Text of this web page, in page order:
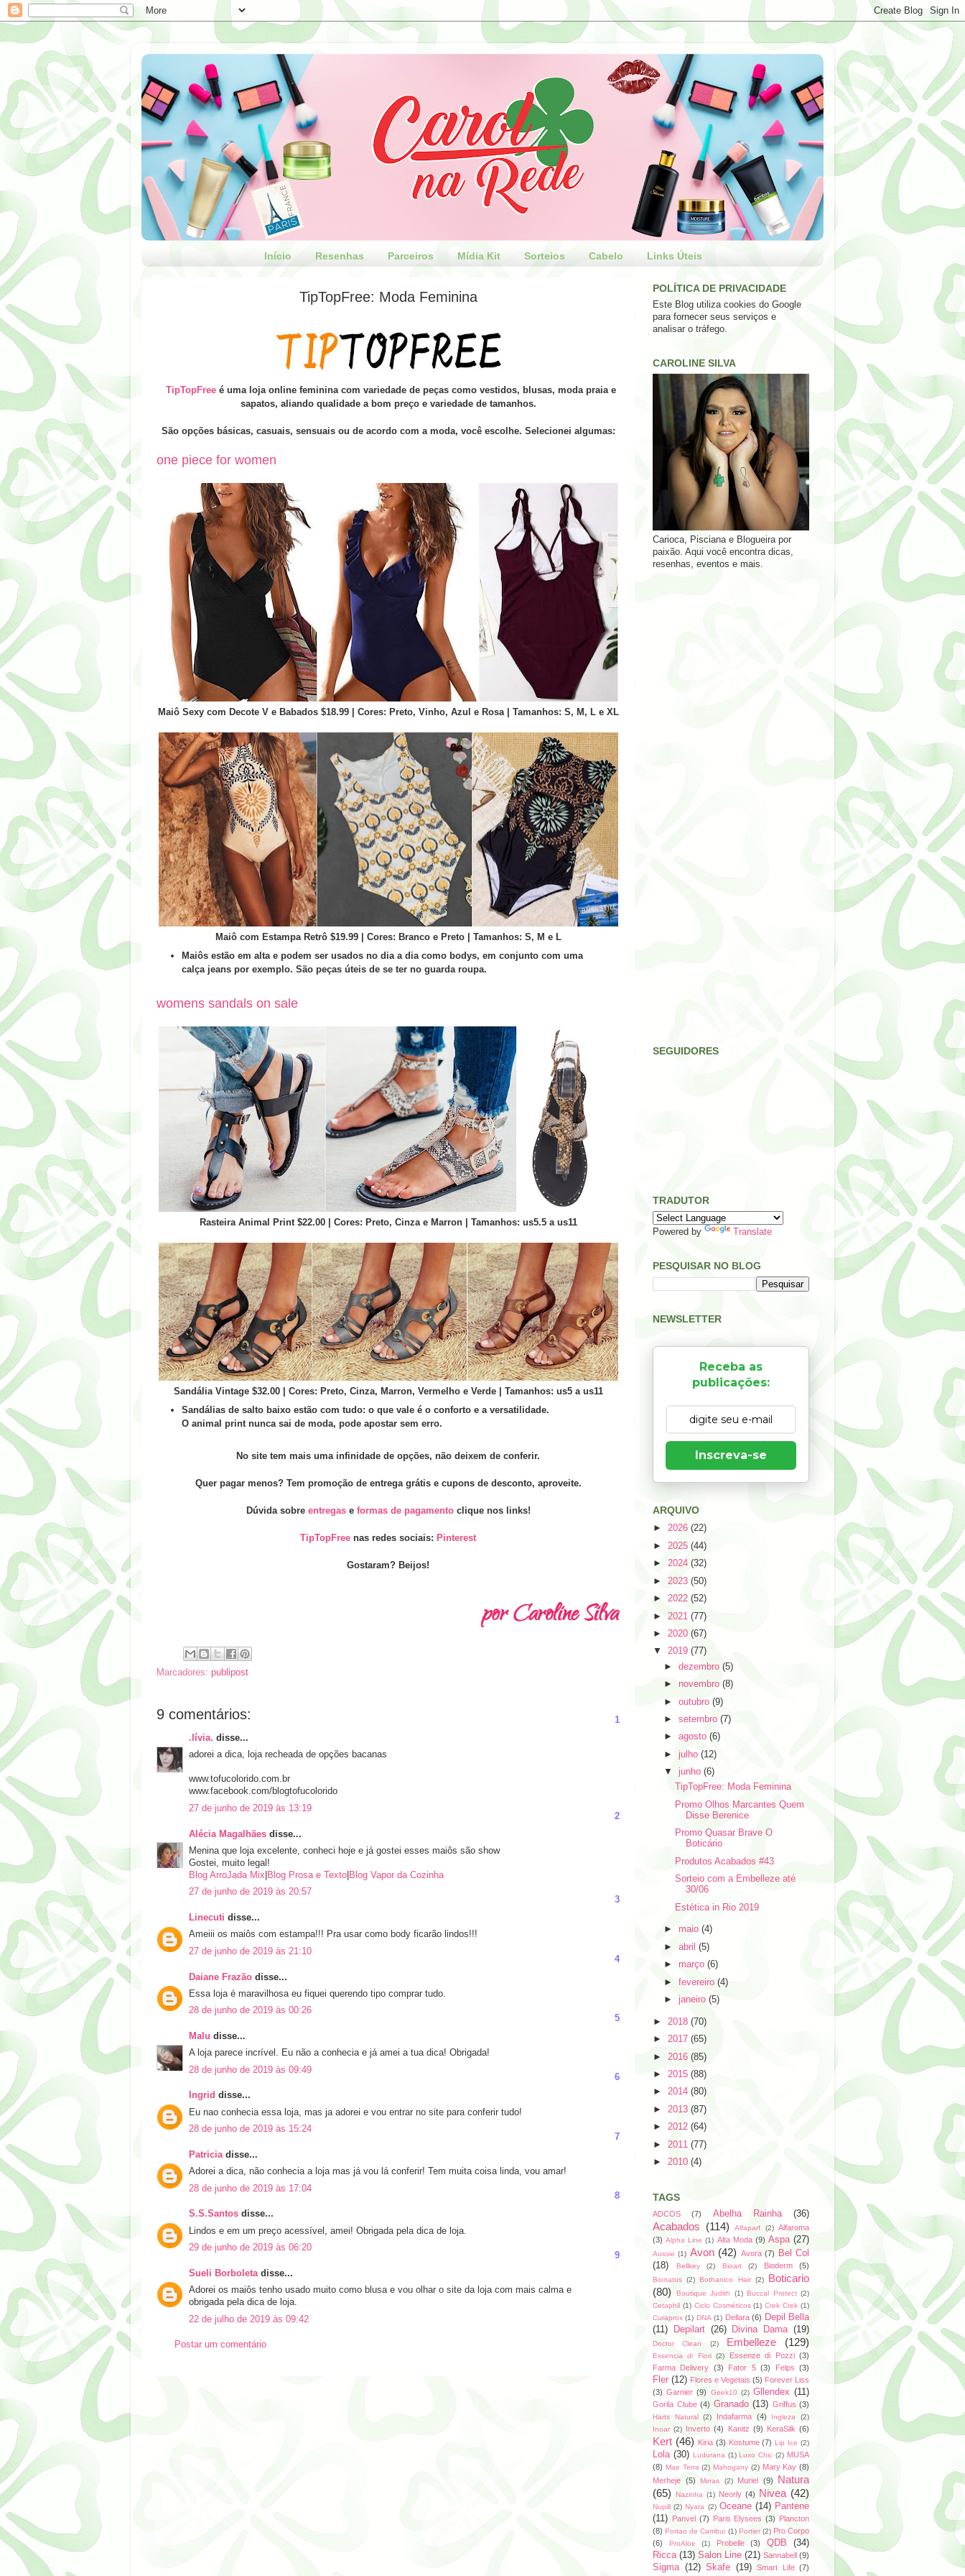
Início Resenhas Parceiros Mídia Kit Sorteios Cabelo Links Úteis
TipTopFree: Moda Feminina
TipTopFree é uma loja online feminina com variedade de peças como vestidos, blusas, moda praia e
sapatos, aliando qualidade a bom preço e variedade de tamanhos.
São opções básicas, casuais, sensuais ou de acordo com a moda, você escolhe. Selecionei algumas:
one piece for women
Maiô Sexy com Decote V e Babados $18.99 | Cores: Preto, Vinho, Azul e Rosa | Tamanhos: S, M, L e XL
Maiô com Estampa Retrô $19.99 | Cores: Branco e Preto | Tamanhos: S, M e L
Maiôs estão em alta e podem ser usados no dia a dia como bodys, em conjunto com uma
calça jeans por exemplo. São peças úteis de se ter no guarda roupa.
womens sandals on sale
Rasteira Animal Print $22.00 | Cores: Preto, Cinza e Marron | Tamanhos: us5.5 a us11
Sandália Vintage $32.00 | Cores: Preto, Cinza, Marron, Vermelho e Verde | Tamanhos: us5 a us11
Sandálias de salto baixo estão com tudo: o que vale é o conforto e a versatilidade.
O animal print nunca sai de moda, pode apostar sem erro.
No site tem mais uma infinidade de opções, não deixem de conferir.
Quer pagar menos? Tem promoção de entrega grátis e cupons de desconto, aproveite.
Dúvida sobre entregase formas de pagamentoclique nos links!
TipTopFree nas redes sociais: Pinterest
Gostaram? Beijos!
Marcadores: publipost
9 comentários:
.lívia. disse...
1
adorei a dica, loja recheada de opções bacanas
www.tofucolorido.com.br
www.facebook.com/blogtofucolorido
27 de junho de 2019 às 13:19
Alécia Magalhães disse...
2
Menina que loja excelente, conheci hoje e já gostei esses maiôs são show
Gostei, muito legal!
Blog ArroJada Mix Blog Prosa e Texto Blog Vapor da Cozinha
27 de junho de 2019 às 20:57
Linecuti disse...
3
Ameiii os maiôs com estampa!!! Pra usar como body ficarão lindos!!!
27 de junho de 2019 às 21:10
Daiane Frazão disse...
4
Essa loja é maravilhosa eu fiquei querendo tipo comprar tudo.
28 de junho de 2019 às 00:26
Malu disse...
5
A loja parece incrível. Eu não a conhecia e já amei a tua dica! Obrigada!
28 de junho de 2019 às 09:49
Ingrid disse...
6
Eu nao conhecia essa loja, mas ja adorei e vou entrar no site para conferir tudo!
28 de junho de 2019 às 15:24
Patricia disse...
7
Adorei a dica, não conhecia a loja mas já vou lá conferir! Tem muita coisa linda, vou amar!
28 de junho de 2019 às 17:04
S.S.Santos disse...
8
Lindos e em um preço acessível, amei! Obrigada pela dica de loja.
29 de junho de 2019 às 06:20
Sueli Borboletadisse...
9
Adorei os maiôs tenho usado muito como blusa e vou olhar o site da loja com mais calma e
obrigada pela dica de loja.
22 de julho de 2019 às 09:42
Postar um comentário
POLÍTICA DE PRIVACIDADE
Este Blog utiliza cookies do Google
para fornecer seus serviços e
analisar o tráfego.
CAROLINE SILVA
Carioca, Pisciana e Blogueira por
paixão. Aqui você encontra dicas,
resenhas, eventos e mais.
SEGUIDORES
TRADUTOR
Powered by Translate
PESQUISAR NO BLOG
NEWSLETTER
Receba as
publicações:
Inscreva-se
ARQUIVO
► 2026 (22)
► 2025 (44)
► 2024 (32)
► 2023 (50)
► 2022 (52)
► 2021 (77)
► 2020 (67)
▼ 2019 (77)
►dezembro(5)
► novembro(8)
►outubro(9)
►setembro(7)
►agosto(6)
► julho(12)
▼junho(6)
TipTopFree: Moda Feminina
Promo Olhos Marcantes Quem
Disse Berenice
Promo Quasar Brave O
Boticário
Produtos Acabados #43
Sorteio com a Embelleze até
30/06
Estética in Rio 2019
► maio(4)
►abril(5)
► março(6)
►fevereiro(4)
► janeiro(5)
► 2018 (70)
► 2017 (65)
► 2016 (85)
► 2015 (88)
► 2014 (80)
► 2013 (87)
► 2012 (64)
► 2011 (77)
► 2010 (4)
TAGS
ADCOS (7) Abelha Rainha (36)
Acabados (114) Alfaparf (2) Alfaroma
(3) Alpha Line (1) Alta Moda (9) Aspa (27)
Aussie (1) Avon (42) Avora (7)
Bel Col
(18)
Bellkey (2) Bioart (2) Bioderm (5)
Bionatus (2) Bothanico Hair (2)
Boticario
(80)
Boutique Judith (1) Buccal Protect (2)
Cetaphil (1) Ciclo Cosméticos (1) Crek Crek (1)
Curaprox (1) DNA (1) Dellara (6) Depil Bella
(11)
Depilart (26) Divina Dama (19)
Doctor Clean (2) Embelleze (129)
Essencia di Fiori (2) Essenze di Pozzi (3)
Farma Delivery (3) Fator 5 (3) Felps (3)
Fler (12) Flores e Vegetais (5) Forever Liss
(3) Garnier (9) Geek10 (2) Gllendex (11)
Gorila Clube (4) Granado (13) Griffus (3)
Harts Natural (2) Indafarma (4) Ingleza
(2)
Inoar (2) Inverto (4) Kanitz (9) KeraSilk (6)
Kert (46) Kiria (3) Kostume (7) Lip Ice (2)
Lola (30) Ludurana (1) Luxo Chic (2) MUSA
(8) Mae Terra (2) Mahogany (2) Mary Kay (8)
Merheje (5) Mirras (2) Muriel (9)
Natura
(65)
Nazinha (1) Neorly (4) Nivea (42)
Nupill (2) Nyata (2) Oceane (14) Pantene
(11)
Panvel (7) Paris Elysees (3)
Plancton
(8) Portao de Cambui (1) Portier (2) Pro Corpo
(6)
ProAloe (1) Probelle (3) QDB
(34)
Ricca (13) Salon Line (21) Sannabell (9)
Sigma (12) Skafe (19) Smart Life (7)